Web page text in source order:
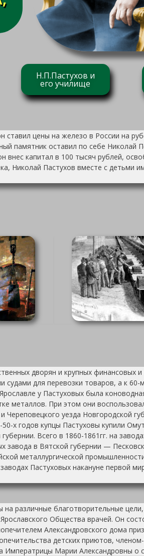
Н.П.Пастухов и
его училище
ставил цены на железо в России на
памятник оставил по себе Николай
капитал в 100 тысяч рублей,
Николай Пастухов вместе с детьми
дворян и крупных финансовых
для перевозки товаров, а к
у Пастуховых была
металлов. При этом они
уезда Новгородской
х годов купцы Пастуховы купили
Всего в 1860-1861гг. на
в Вятской губернии —
металлургической
Пастуховых накануне первой
различные благотворительные
Общества врачей. Он
Александровского дома
детских приютов,
Императрицы Марии Александровны о